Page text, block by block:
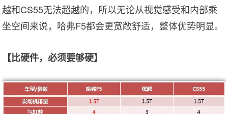
越和CS55无法超越的，所以无论从视觉感受和内部乘
坐空间来说，哈弗F5都会更宽敞舒适，整体优势明显。
【比硬件，必须要够硬】